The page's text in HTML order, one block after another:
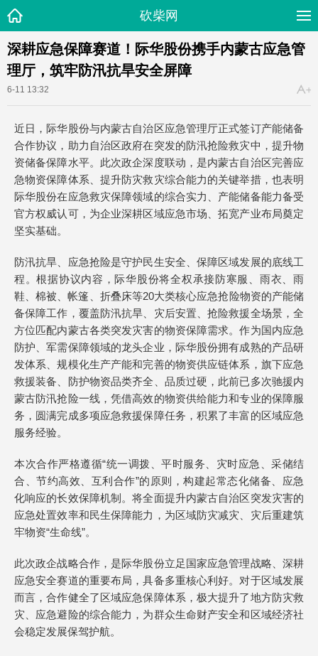
砍柴网
深耕应急保障赛道！际华股份携手内蒙古应急管
理厅，筑牢防汛抗旱安全屏障
6-11 13:32
近日，际华股份与内蒙古自治区应急管理厅正式签订产能储备
合作协议，助力自治区政府在突发的防汛抢险救灾中，提升物
资储备保障水平。此次政企深度联动，是内蒙古自治区完善应
急物资保障体系、提升防灾救灾综合能力的关键举措，也表明
际华股份在应急救灾保障领域的综合实力、产能储备能力备受
官方权威认可，为企业深耕区域应急市场、拓宽产业布局奠定
坚实基础。
防汛抗旱、应急抢险是守护民生安全、保障区域发展的底线工
程。根据协议内容，际华股份将全权承接防寒服、雨衣、雨
鞋、棉被、帐篷、折叠床等20大类核心应急抢险物资的产能储
备保障工作，覆盖防汛抗旱、灾后安置、抢险救援全场景，全
方位匹配内蒙古各类突发灾害的物资保障需求。作为国内应急
防护、军需保障领域的龙头企业，际华股份拥有成熟的产品研
发体系、规模化生产产能和完善的物资供应链体系，旗下应急
救援装备、防护物资品类齐全、品质过硬，此前已多次驰援内
蒙古防汛抢险一线，凭借高效的物资供给能力和专业的保障服
务，圆满完成多项应急救援保障任务，积累了丰富的区域应急
服务经验。
本次合作严格遵循“统一调拨、平时服务、灾时应急、采储结
合、节约高效、互利合作”的原则，构建起常态化储备、应急
化响应的长效保障机制。将全面提升内蒙古自治区突发灾害的
应急处置效率和民生保障能力，为区域防灾减灾、灾后重建筑
牢物资“生命线”。
此次政企战略合作，是际华股份立足国家应急管理战略、深耕
应急安全赛道的重要布局，具备多重核心利好。对于区域发展
而言，合作健全了区域应急保障体系，极大提升了地方防灾救
灾、应急避险的综合能力，为群众生命财产安全和区域经济社
会稳定发展保驾护航。